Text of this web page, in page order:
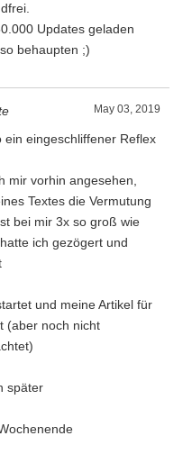
Updates geladen
behaupten ;)
May 03, 2019
ein eingeschliffener Reflex
mir vorhin angesehen,
Textes die Vermutung
bei mir 3x so groß wie
ich gezögert und
und meine Artikel für
(aber noch nicht
später